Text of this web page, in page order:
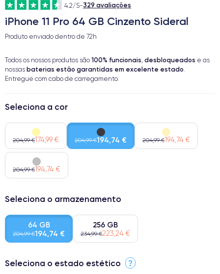
4.2/5-329 avaliações
iPhone 11 Pro 64 GB Cinzento Sideral
Produto enviado dentro de 72h
Todos os nossos produtos são 100% funcionais, desbloqueados e as
nossas baterias estão garantidas em excelente estado.
Entregue com cabo de carregamento.
Seleciona a cor
204,99 €174,99 € 204,99 €194,74 € 204,99 €194,74 €
204,99 €194,74 €
Seleciona o armazenamento
64 GB
204,99 €194,74 €
256 GB
234,99 €223,24 €
Seleciona o estado estético ?